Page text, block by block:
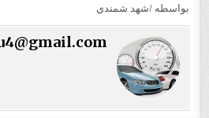
بواسطه /شهد شمندي